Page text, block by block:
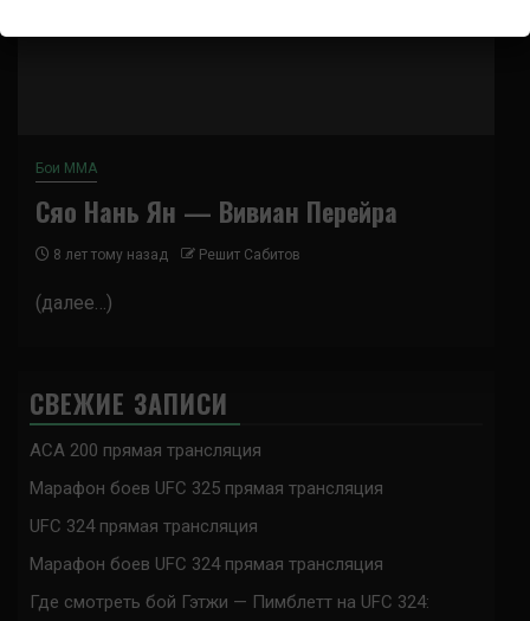
Бои ММА
Сяо Нань Ян — Вивиан Перейра
8 лет тому назад Решит Сабитов
(далее…)
СВЕЖИЕ ЗАПИСИ
ACA 200 прямая трансляция
Марафон боев UFC 325 прямая трансляция
UFC 324 прямая трансляция
Марафон боев UFC 324 прямая трансляция
Где смотреть бой Гэтжи — Пимблетт на UFC 324: